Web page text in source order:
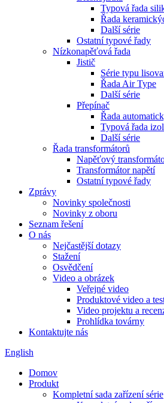
Typová řada
Řada
Další série
Ostatní typové řady
Nízkonapěťová řada
Jistič
Série typu
Řada Air Type
Další série
Přepínač
Řada
Typová řada
Další série
Řada transformátorů
Napěťový
Transformátor napětí
Ostatní typové řady
Zprávy
Novinky společnosti
Novinky z oboru
Seznam řešení
O nás
Nejčastější dotazy
Stažení
Osvědčení
Video a obrázek
Veřejné video
Produktové video a
Video projektu a
Prohlídka továrny
Kontaktujte nás
English
Domov
Produkt
Kompletní sada zařízení série